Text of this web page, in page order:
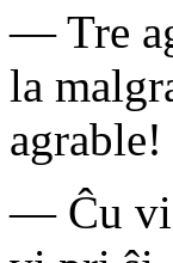
— Tre
la
agrable!
— Ĉu vi